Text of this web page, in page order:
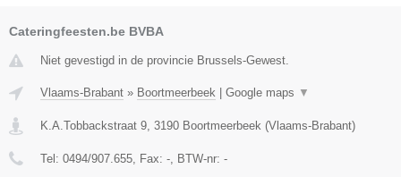
Cateringfeesten.be BVBA
Niet gevestigd in de provincie Brussels-Gewest.
Vlaams-Brabant » Boortmeerbeek Google maps ▼
K.A.Tobbackstraat 9 3190 Boortmeerbeek (Vlaams-Brabant)
Tel: 0494/907.655 , Fax: - , BTW-nr: -